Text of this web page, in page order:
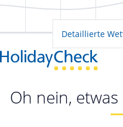
Detaillierte
Oh nein,